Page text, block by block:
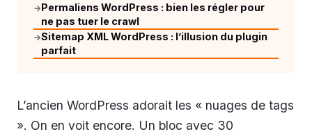
→Permaliens WordPress : bien les régler pour
ne pas tuer le crawl
→Sitemap XML WordPress : l’illusion du plugin
parfait
L’ancien WordPress adorait les « nuages de tags
». On en voit encore. Un bloc avec 30